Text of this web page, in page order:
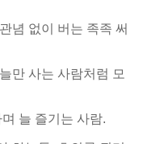
념 없이 버는 족족 써
만 사는 사람처럼 모
늘 즐기는 사람.